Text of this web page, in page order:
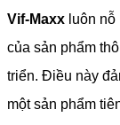
Vif-Maxx luôn
của sản phẩm
triển. Điều này
một sản phẩm